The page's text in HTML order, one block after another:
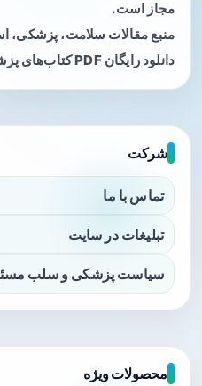
مجاز است.
منبع مقالات سلامت، پزشکی،
دانلود رایگان PDF کتاب‌های پزشکی.
شرکت
تماس با ما
تبلیغات در سایت
سیاست پزشکی و سلب
محصولات ویژه